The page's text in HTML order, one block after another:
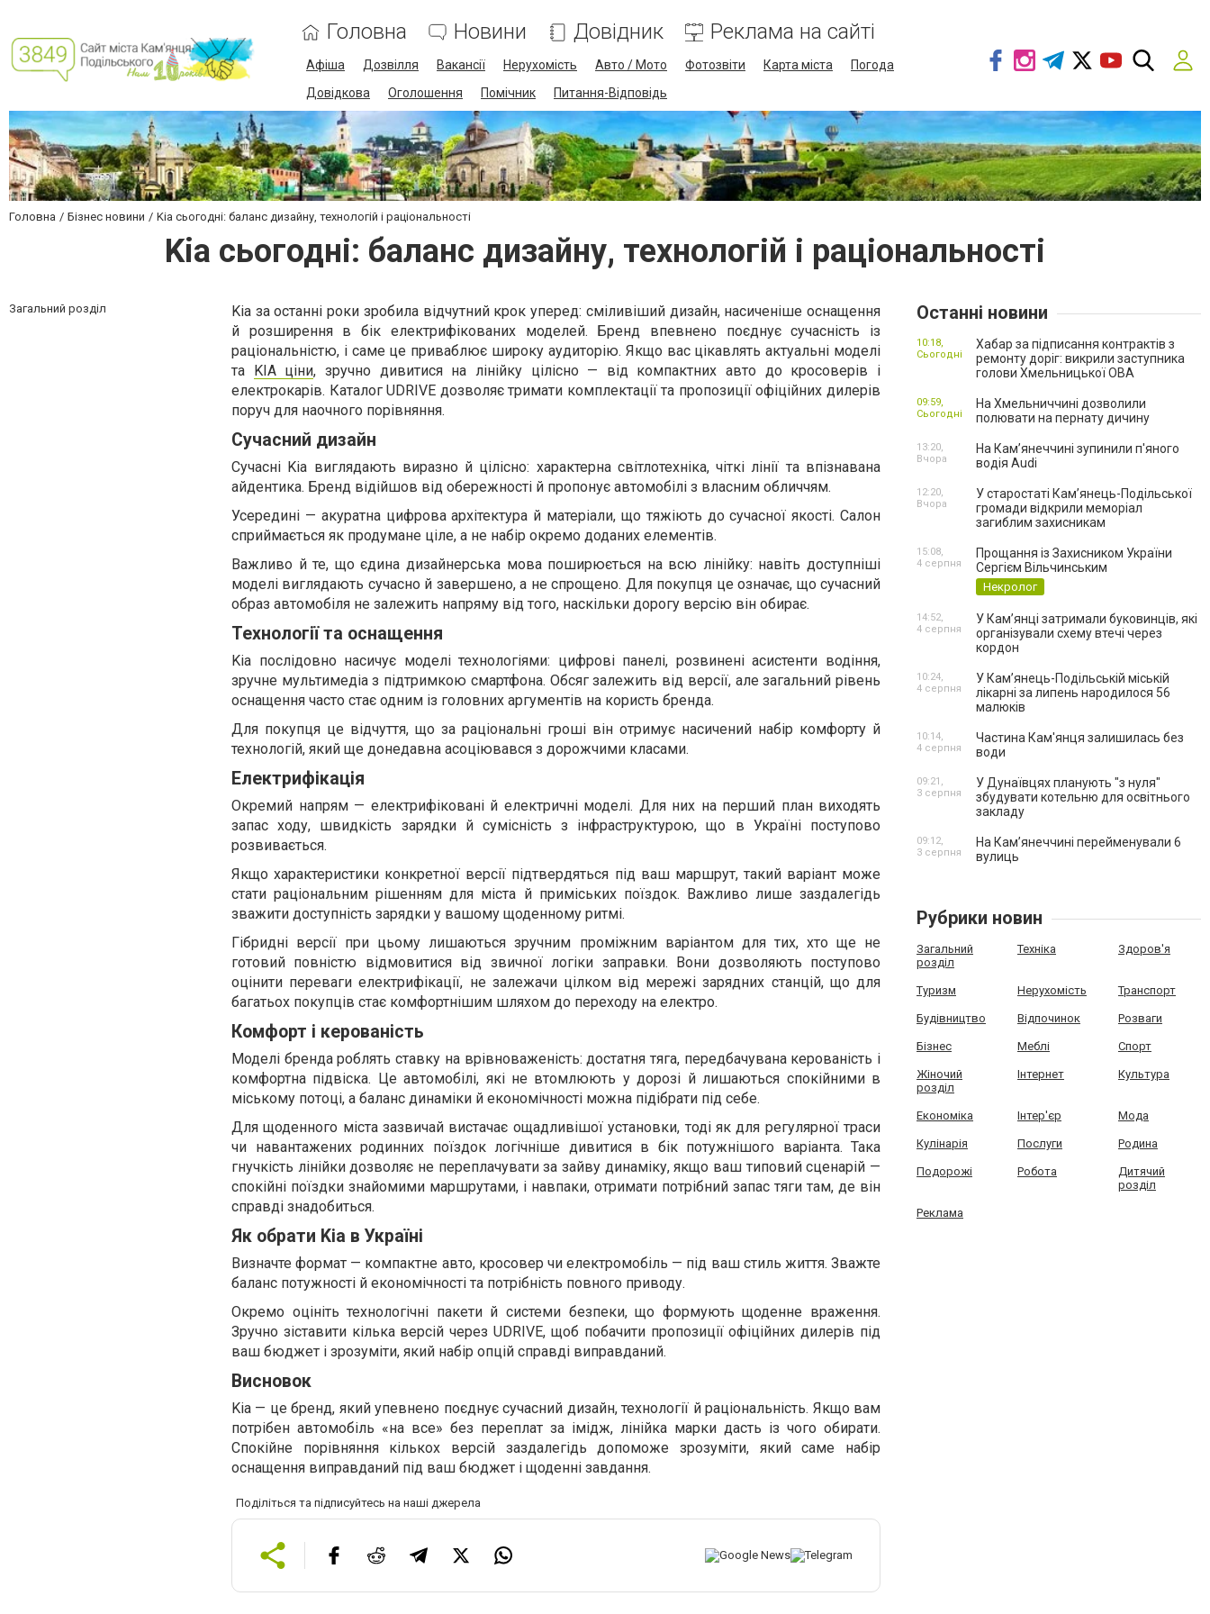
Головна Новини Довідник Реклама на сайті
Афіша Дозвілля Вакансії Нерухомість Авто / Мото Фотозвіти Карта міста
Погода
Довідкова
Оголошення Помічник Питання-Відповідь
Головна Бізнес новини Kia сьогодні: баланс дизайну, технологій і раціональності
Kia сьогодні: баланс дизайну, технологій і раціональності
Загальний розділ
Kia за останні роки зробила відчутний крок уперед: сміливіший дизайн, насиченіше оснащення
й розширення в бік електрифікованих моделей. Бренд впевнено поєднує сучасність із
раціональністю, і саме це приваблює широку аудиторію. Якщо вас цікавлять актуальні моделі
та KIA ціни, зручно дивитися на лінійку цілісно — від компактних авто до кросоверів і
електрокарів. Каталог UDRIVE дозволяє тримати комплектації та пропозиції офіційних дилерів
поруч для наочного порівняння.
Сучасний дизайн
Сучасні Kia виглядають виразно й цілісно: характерна світлотехніка, чіткі лінії та впізнавана
айдентика. Бренд відійшов від обережності й пропонує автомобілі з власним обличчям.
Усередині — акуратна цифрова архітектура й матеріали, що тяжіють до сучасної якості. Салон
сприймається як продумане ціле, а не набір окремо доданих елементів.
Важливо й те, що єдина дизайнерська мова поширюється на всю лінійку: навіть доступніші
моделі виглядають сучасно й завершено, а не спрощено. Для покупця це означає, що сучасний
образ автомобіля не залежить напряму від того, наскільки дорогу версію він обирає.
Технології та оснащення
Kia послідовно насичує моделі технологіями: цифрові панелі, розвинені асистенти водіння,
зручне мультимедіа з підтримкою смартфона. Обсяг залежить від версії, але загальний рівень
оснащення часто стає одним із головних аргументів на користь бренда.
Для покупця це відчуття, що за раціональні гроші він отримує насичений набір комфорту й
технологій, який ще донедавна асоціювався з дорожчими класами.
Електрифікація
Окремий напрям — електрифіковані й електричні моделі. Для них на перший план виходять
запас ходу, швидкість зарядки й сумісність з інфраструктурою, що в Україні поступово
розвивається.
Якщо характеристики конкретної версії підтвердяться під ваш маршрут, такий варіант може
стати раціональним рішенням для міста й приміських поїздок. Важливо лише заздалегідь
зважити доступність зарядки у вашому щоденному ритмі.
Гібридні версії при цьому лишаються зручним проміжним варіантом для тих, хто ще не
готовий повністю відмовитися від звичної логіки заправки. Вони дозволяють поступово
оцінити переваги електрифікації, не залежачи цілком від мережі зарядних станцій, що для
багатьох покупців стає комфортнішим шляхом до переходу на електро.
Комфорт і керованість
Моделі бренда роблять ставку на врівноваженість: достатня тяга, передбачувана керованість і
комфортна підвіска. Це автомобілі, які не втомлюють у дорозі й лишаються спокійними в
міському потоці, а баланс динаміки й економічності можна підібрати під себе.
Для щоденного міста зазвичай вистачає ощадливішої установки, тоді як для регулярної траси
чи навантажених родинних поїздок логічніше дивитися в бік потужнішого варіанта. Така
гнучкість лінійки дозволяє не переплачувати за зайву динаміку, якщо ваш типовий сценарій —
спокійні поїздки знайомими маршрутами, і навпаки, отримати потрібний запас тяги там, де він
справді знадобиться.
Як обрати Kia в Україні
Визначте формат — компактне авто, кросовер чи електромобіль — під ваш стиль життя. Зважте
баланс потужності й економічності та потрібність повного приводу.
Окремо оцініть технологічні пакети й системи безпеки, що формують щоденне враження.
Зручно зіставити кілька версій через UDRIVE, щоб побачити пропозиції офіційних дилерів під
ваш бюджет і зрозуміти, який набір опцій справді виправданий.
Висновок
Kia — це бренд, який упевнено поєднує сучасний дизайн, технології й раціональність. Якщо вам
потрібен автомобіль «на все» без переплат за імідж, лінійка марки дасть із чого обирати.
Спокійне порівняння кількох версій заздалегідь допоможе зрозуміти, який саме набір
оснащення виправданий під ваш бюджет і щоденні завдання.
Поділіться та підписуйтесь на наші джерела
Останні новини
Хабар за підписання контрактів з
ремонту доріг: викрили заступника
голови Хмельницької ОВА
10:18,
Сьогодні
На Хмельниччині дозволили
полювати на пернату дичину
09:59,
Сьогодні
На Камʼянеччині зупинили п'яного
водія Audi
13:20,
Вчора
У старостаті Кам’янець-Подільської
громади відкрили меморіал
загиблим захисникам
12:20,
Вчора
Прощання із Захисником України
Сергієм Вільчинським
Некролог
15:08,
4 серпня
У Кам’янці затримали буковинців, які
організували схему втечі через
кордон
14:52,
4 серпня
У Кам’янець-Подільській міській
лікарні за липень народилося 56
малюків
10:24,
4 серпня
Частина Кам'янця залишилась без
води
10:14,
4 серпня
У Дунаївцях планують "з нуля"
збудувати котельню для освітнього
закладу
09:21,
3 серпня
На Камʼянеччині перейменували 6
вулиць
09:12,
3 серпня
Рубрики новин
Загальний
розділ
Техніка Здоров'я
Туризм Нерухомість Транспорт
Будівництво Відпочинок Розваги
Бізнес Меблі Спорт
Жіночий
розділ
Інтернет Культура
Економіка Інтер'єр Мода
Кулінарія Послуги Родина
Подорожі Робота
Дитячий
розділ
Реклама